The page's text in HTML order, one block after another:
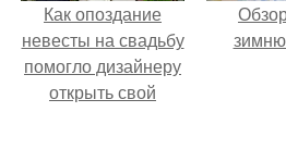
Как опоздание
невесты на свадьбу
помогло дизайнеру
открыть свой